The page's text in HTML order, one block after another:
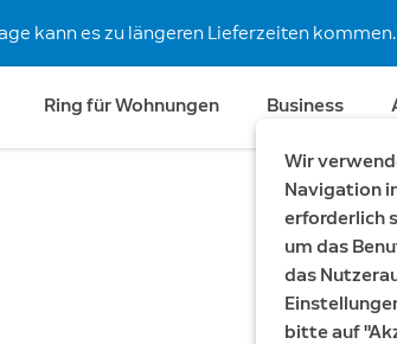
kann es zu längeren Lieferzeiten
Ring für Wohnungen Business
Wir
Navigation
erforderlich
um das
das
bitte auf